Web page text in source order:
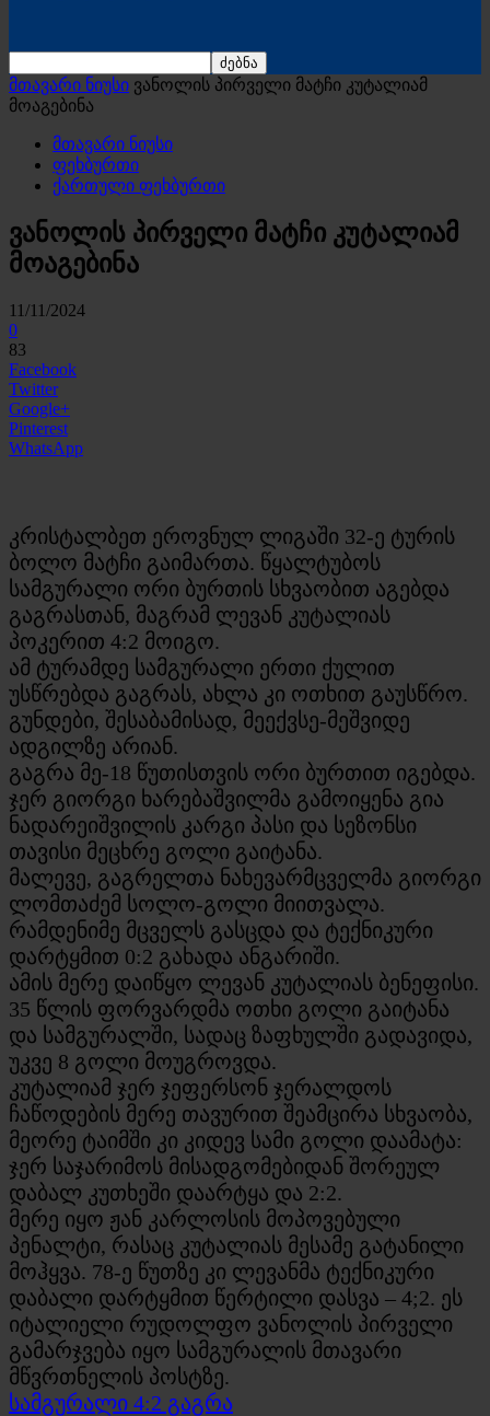
მთავარი ნიუსი ვანოლის პირველი მატჩი კუტალიამ
მოაგებინა
მთავარი ნიუსი
ფეხბურთი
ქართული ფეხბურთი
ვანოლის პირველი მატჩი კუტალიამ
მოაგებინა
11/11/2024
0
83
Facebook
Twitter
Google+
Pinterest
WhatsApp
კრისტალბეთ ეროვნულ ლიგაში 32-ე ტურის
ბოლო მატჩი გაიმართა. წყალტუბოს
სამგურალი ორი ბურთის სხვაობით აგებდა
გაგრასთან, მაგრამ ლევან კუტალიას
პოკერით 4:2 მოიგო.
ამ ტურამდე სამგურალი ერთი ქულით
უსწრებდა გაგრას, ახლა კი ოთხით გაუსწრო.
გუნდები, შესაბამისად, მეექვსე-მეშვიდე
ადგილზე არიან.
გაგრა მე-18 წუთისთვის ორი ბურთით იგებდა.
ჯერ გიორგი ხარებაშვილმა გამოიყენა გია
ნადარეიშვილის კარგი პასი და სეზონსი
თავისი მეცხრე გოლი გაიტანა.
მალევე, გაგრელთა ნახევარმცველმა გიორგი
ლომთაძემ სოლო-გოლი მიითვალა.
რამდენიმე მცველს გასცდა და ტექნიკური
დარტყმით 0:2 გახადა ანგარიში.
ამის მერე დაიწყო ლევან კუტალიას ბენეფისი.
35 წლის ფორვარდმა ოთხი გოლი გაიტანა
და სამგურალში, სადაც ზაფხულში გადავიდა,
უკვე 8 გოლი მოუგროვდა.
კუტალიამ ჯერ ჯეფერსონ ჯერალდოს
ჩაწოდების მერე თავურით შეამცირა სხვაობა,
მეორე ტაიმში კი კიდევ სამი გოლი დაამატა:
ჯერ საჯარიმოს მისადგომებიდან შორეულ
დაბალ კუთხეში დაარტყა და 2:2.
მერე იყო ჟან კარლოსის მოპოვებული
პენალტი, რასაც კუტალიას მესამე გატანილი
მოჰყვა. 78-ე წუთზე კი ლევანმა ტექნიკური
დაბალი დარტყმით წერტილი დასვა – 4;2. ეს
იტალიელი რუდოლფო ვანოლის პირველი
გამარჯვება იყო სამგურალის მთავარი
მწვრთნელის პოსტზე.
სამგურალი 4:2 გაგრა